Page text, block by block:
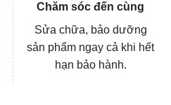
Chăm sóc đến cùng
Sửa chữa, bảo dưỡng
sản phẩm ngay cả khi hết
hạn bảo hành.